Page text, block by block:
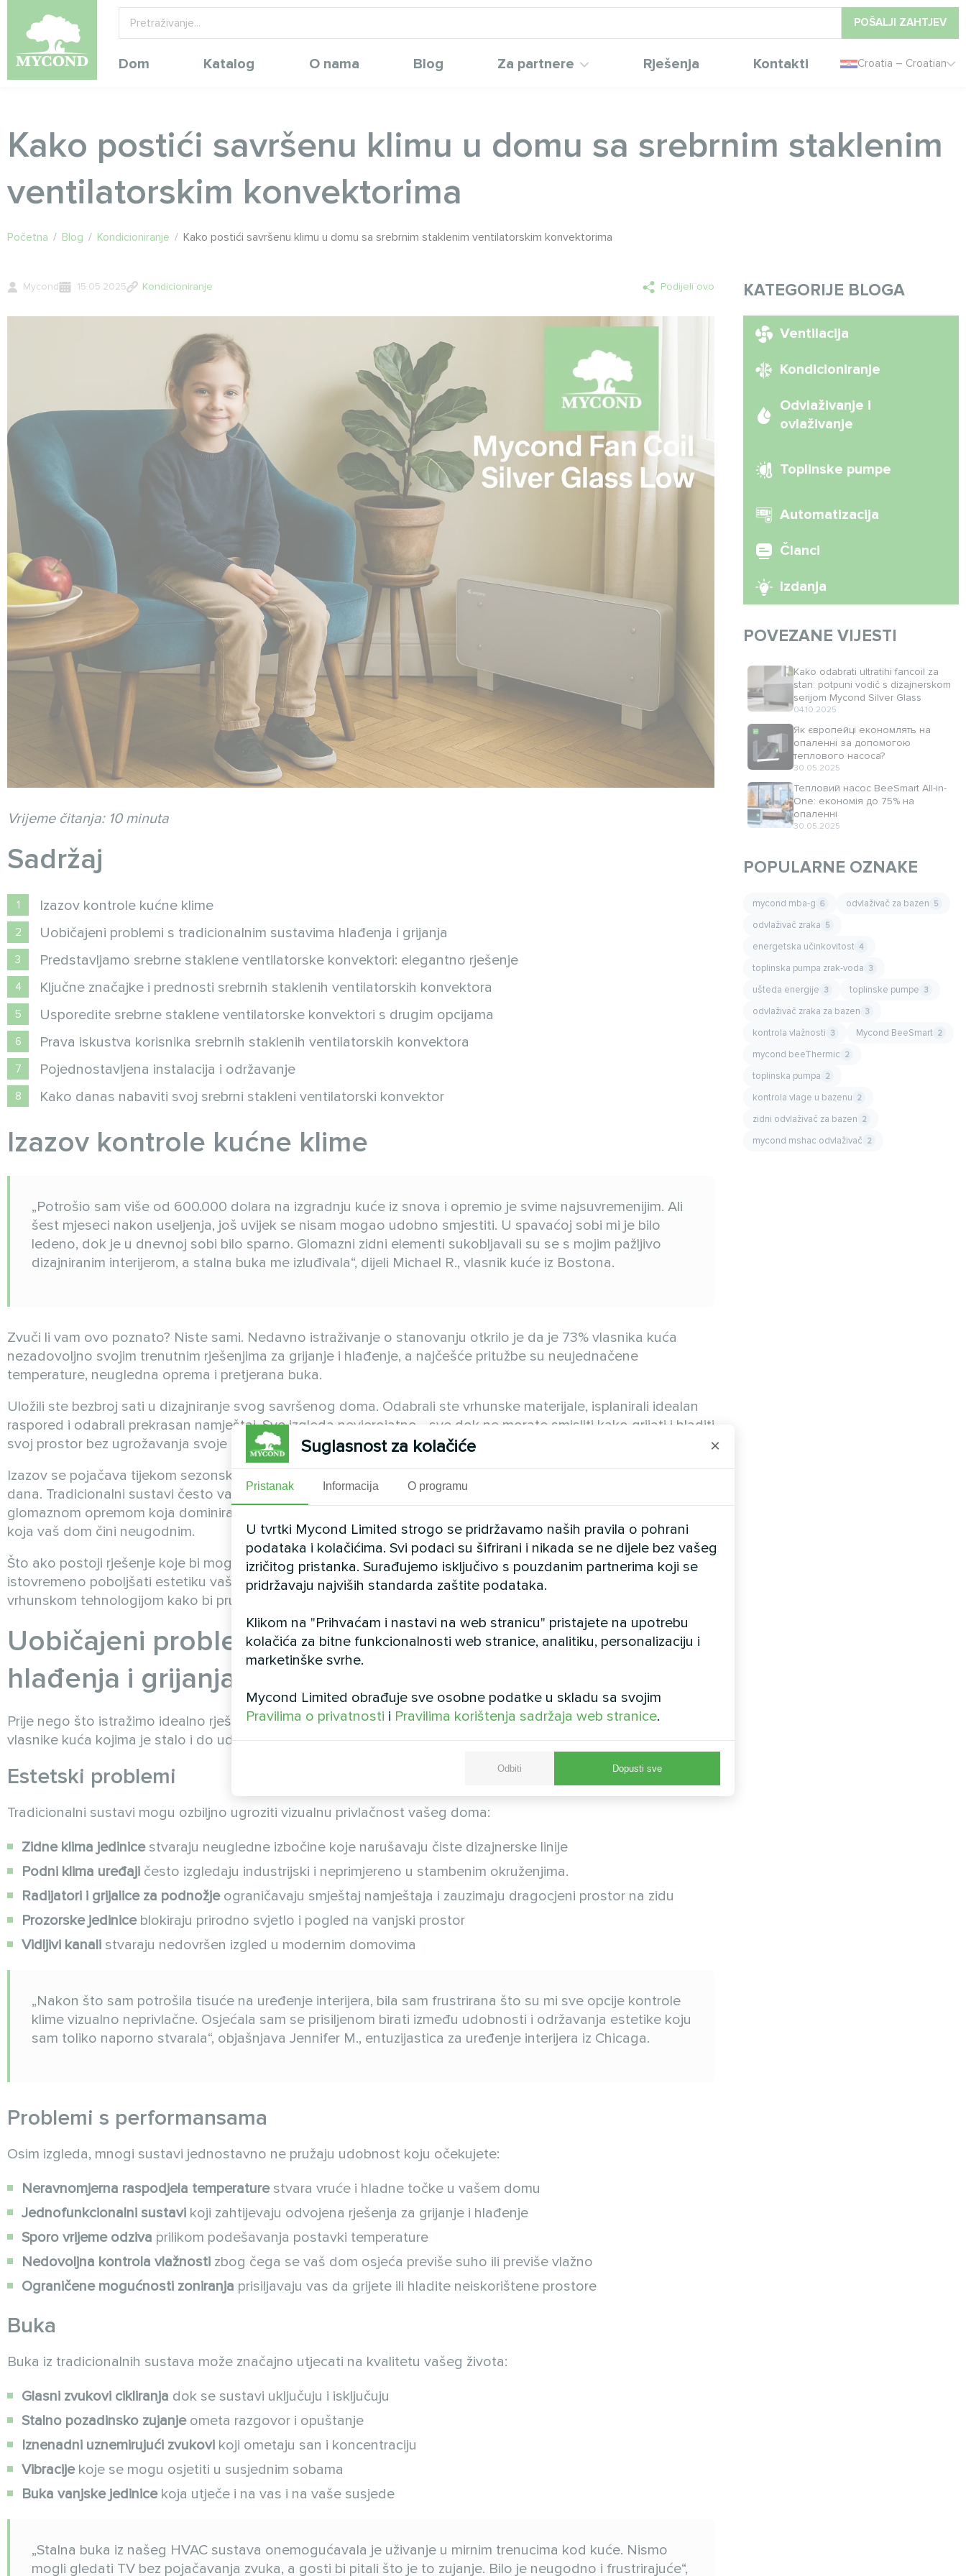
POŠALJI ZAHTJEV
Dom Katalog O nama Blog Za partnere Rješenja Kontakti Croatia – Croatian
Kako postići savršenu klimu u domu sa srebrnim staklenim
ventilatorskim konvektorima
Početna / Blog / Kondicioniranje / Kako postići savršenu klimu u domu sa srebrnim staklenim ventilatorskim konvektorima
Mycond 15.05.2025 Kondicioniranje Podijeli ovo
Vrijeme čitanja: 10 minuta
Sadržaj
Izazov kontrole kućne klime
Uobičajeni problemi s tradicionalnim sustavima hlađenja i grijanja
Predstavljamo srebrne staklene ventilatorske konvektori: elegantno rješenje
Ključne značajke i prednosti srebrnih staklenih ventilatorskih konvektora
Usporedite srebrne staklene ventilatorske konvektori s drugim opcijama
Prava iskustva korisnika srebrnih staklenih ventilatorskih konvektora
Pojednostavljena instalacija i održavanje
Kako danas nabaviti svoj srebrni stakleni ventilatorski konvektor
Izazov kontrole kućne klime
„Potrošio sam više od 600.000 dolara na izgradnju kuće iz snova i opremio je svime najsuvremenijim. Ali
šest mjeseci nakon useljenja, još uvijek se nisam mogao udobno smjestiti. U spavaćoj sobi mi je bilo
ledeno, dok je u dnevnoj sobi bilo sparno. Glomazni zidni elementi sukobljavali su se s mojim pažljivo
dizajniranim interijerom, a stalna buka me izluđivala“, dijeli Michael R., vlasnik kuće iz Bostona.
Zvuči li vam ovo poznato? Niste sami. Nedavno istraživanje o stanovanju otkrilo je da je 73% vlasnika kuća
nezadovoljno svojim trenutnim rješenjima za grijanje i hlađenje, a najčešće pritužbe su neujednačene
temperature, neugledna oprema i pretjerana buka.
Uložili ste bezbroj sati u dizajniranje svog savršenog doma. Odabrali ste vrhunske materijale, isplanirali idealan
raspored i odabrali prekrasan namještaj. Sve izgleda nevjerojatno - sve dok ne morate smisliti kako grijati i hladiti
svoj prostor bez ugrožavanja svoje dizajnerske vizije.
Izazov se pojačava tijekom sezonskih prijelaza kada su vam potrebni i grijanje i hlađenje, ponekad čak i istog
dana. Tradicionalni sustavi često vas prisiljavaju da birate između udobnosti i estetike, ostavljajući vas s
glomaznom opremom koja dominira vašim pažljivo dizajniranim prostorom ili neadekvatnom
koja vaš dom čini neugodnim.
Što ako postoji rješenje koje bi moglo osigurati savršenu kontrolu temperature tijekom cijele godine, a
istovremeno poboljšati estetiku vašeg doma, a ne narušiti je? Rješenje koje kombinira sofisticirani dizajn s
vrhunskom tehnologijom kako bi pružilo udobnost koju zaslužujete?
Uobičajeni problemi s tradicionalnim sustavima
hlađenja i grijanja
Prije nego što istražimo idealno rješenje, ispitajmo zašto konvencionalne opcijekontrole klimečesto razočaraju
vlasnike kuća kojima je stalo i do udobnosti i do dizajna.
Estetski problemi
Tradicionalni sustavi mogu ozbiljno ugroziti vizualnu privlačnost vašeg doma:
Zidne klima jedinicestvaraju neugledne izbočine koje narušavaju čiste dizajnerske linije
Podni klima uređaji često izgledaju industrijski i neprimjereno u stambenim okruženjima.
Radijatori i grijalice za podnožjeograničavaju smještaj namještaja i zauzimaju dragocjeni prostor na zidu
Prozorske jediniceblokiraju prirodno svjetlo i pogled na vanjski prostor
Vidljivi kanali stvaraju nedovršen izgled u modernim domovima
„Nakon što sam potrošila tisuće na uređenje interijera, bila sam frustrirana što su mi sve opcije kontrole
klime vizualno neprivlačne. Osjećala sam se prisiljenom birati između udobnosti i održavanja estetike koju
sam toliko naporno stvarala“, objašnjava Jennifer M., entuzijastica za uređenje interijera iz Chicaga.
Problemi s performansama
Osim izgleda, mnogi sustavi jednostavno ne pružaju udobnost koju očekujete:
Neravnomjerna raspodjela temperaturestvara vruće i hladne točke u vašem domu
Jednofunkcionalni sustavi koji zahtijevaju odvojena rješenja za grijanje i hlađenje
Sporo vrijeme odziva prilikom podešavanja postavki temperature
Nedovoljna kontrola vlažnosti zbog čega se vaš dom osjeća previše suho ili previše vlažno
Ograničene mogućnosti zoniranja prisiljavaju vas da grijete ili hladite neiskorištene prostore
Buka
Buka iz tradicionalnih sustava može značajno utjecati na kvalitetu vašeg života:
Glasni zvukovi cikliranja dok se sustavi uključuju i isključuju
Stalno pozadinsko zujanjeometa razgovor i opuštanje
Iznenadni uznemirujući zvukovi koji ometaju san i koncentraciju
Vibracijekoje se mogu osjetiti u susjednim sobama
Buka vanjske jedinicekoja utječe i na vas i na vaše susjede
„Stalna buka iz našeg HVAC sustava onemogućavala je uživanje u mirnim trenucima kod kuće. Nismo
mogli gledati TV bez pojačavanja zvuka, a gosti bi pitali što je to zujanje. Bilo je neugodno i frustrirajuće“,
KATEGORIJE BLOGA
Ventilacija
Kondicioniranje
Odvlaživanje i
ovlaživanje
Toplinske pumpe
Automatizacija
Članci
Izdanja
POVEZANE VIJESTI
Kako odabrati ultratihi fancoil za
stan: potpuni vodič s dizajnerskom
serijom Mycond Silver Glass
04.10.2025
Як європейці економлять на
опаленні за допомогою
теплового насоса?
30.05.2025
Тепловий насос BeeSmart All-in-
One: економія до 75% на
опаленні
30.05.2025
POPULARNE OZNAKE
mycond mba-g 6 odvlaživač za bazen 5
odvlaživač zraka 5
energetska učinkovitost 4
toplinska pumpa zrak-voda 3
ušteda energije 3 toplinske pumpe 3
odvlaživač zraka za bazen 3
kontrola vlažnosti 3 Mycond BeeSmart 2
mycond beeThermic 2
toplinska pumpa 2
kontrola vlage u bazenu 2
zidni odvlaživač za bazen 2
mycond mshac odvlaživač 2
Suglasnost za kolačiće ×
Pristanak Informacija O programu
U tvrtki Mycond Limited strogo se pridržavamo naših pravila o pohrani
podataka i kolačićima. Svi podaci su šifrirani i nikada se ne dijele bez vašeg
izričitog pristanka. Surađujemo isključivo s pouzdanim partnerima koji se
pridržavaju najviših standarda zaštite podataka.
Klikom na "Prihvaćam i nastavi na web stranicu" pristajete na upotrebu
kolačića za bitne funkcionalnosti web stranice, analitiku, personalizaciju i
marketinške svrhe.
Mycond Limited obrađuje sve osobne podatke u skladu sa svojim
Pravilima o privatnosti i Pravilima korištenja sadržaja web stranice.
Odbiti Dopusti sve